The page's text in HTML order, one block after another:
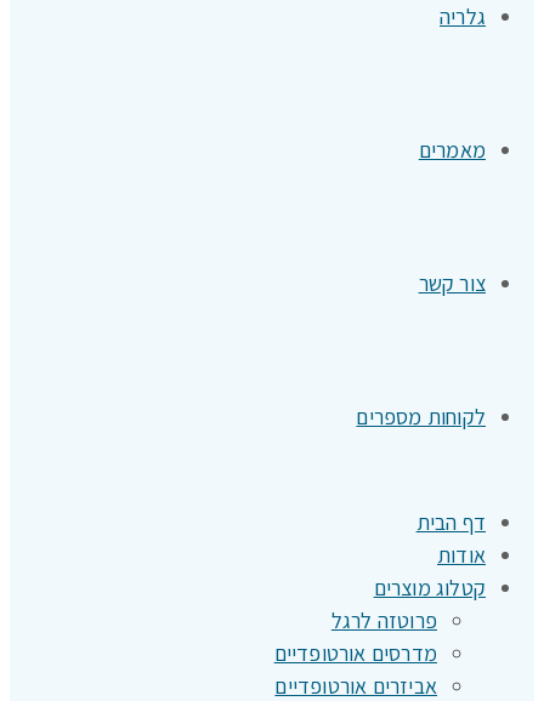
גלריה
מאמרים
צור קשר
לקוחות מספרים
דף הבית
אודות
קטלוג מוצרים
פרוטזה לרגל
מדרסים אורטופדיים
אביזרים אורטופדיים